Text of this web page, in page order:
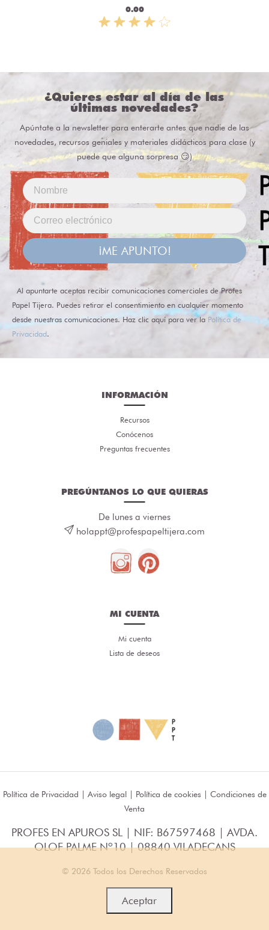
0.00
¿Quieres estar al día de las
últimas novedades?
Apúntate a la newsletter para enterarte antes que nadie de las
novedades, recursos geniales y materiales didácticos para clase (y
puede que alguna sorpresa 😏)
¡ME APUNTO!
Al apuntarte aceptas recibir comunicaciones comerciales de Profes
Papel Tijera. Puedes retirar el consentimiento en cualquier momento
desde nuestras comunicaciones. Haz clic aquí para ver la Política de
Privacidad.
INFORMACIÓN
Recursos
Conócenos
Preguntas frecuentes
PREGÚNTANOS LO QUE QUIERAS
De lunes a viernes
holappt@profespapeltijera.com
MI CUENTA
Mi cuenta
Lista de deseos
Política de Privacidad | Aviso legal| Política de cookies | Condiciones de
Venta
PROFES EN APUROS SL | NIF: B67597468 | AVDA.
OLOF PALME Nº10 | 08840 VILADECANS
© 2026 Todos los Derechos Reservados
Aceptar